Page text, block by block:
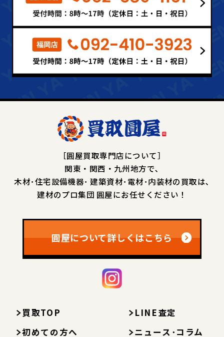
［圓屋買取専門店について］
関東・関西・九州地方で､
木材･住宅設備機器･ 建築資材･電材･内装材の買取は､
建材のプロ集団 圓屋にお任せください！
圓屋について詳しくはこちら
買取TOP
初めての方へ
LINE査定
ニュース･コラム